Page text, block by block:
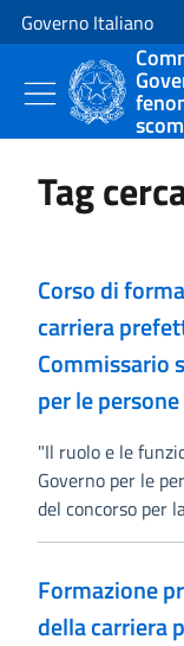
Vai al contenuto
Vai alla navigazione del
Governo Italiano
Tag
Corso di
carriera
Commissario
per le
"Il ruolo e le
Governo per le
del concorso per
Formazione
della carriera